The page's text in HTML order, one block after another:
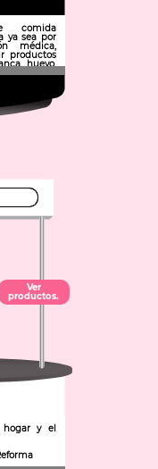
comida
ya sea por
médica,
productos
huevo,
muchas
justo y de
Ver
productos.
y el